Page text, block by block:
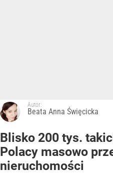
Autor:
Beata Anna Święcicka
Blisko 200 tys.
Polacy masowo
nieruchomości